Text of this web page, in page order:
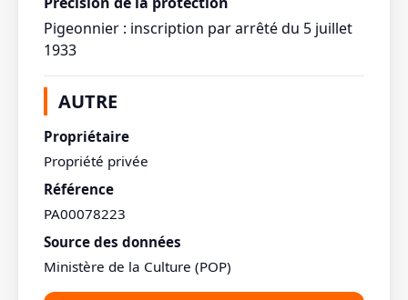
Pigeonnier : inscription par arrêté du 5 juillet
1933
AUTRE
Propriétaire
Propriété privée
Référence
PA00078223
Source des données
Ministère de la Culture (POP)